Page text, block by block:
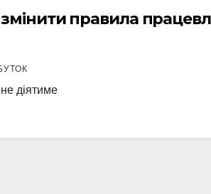
правила
діятиме